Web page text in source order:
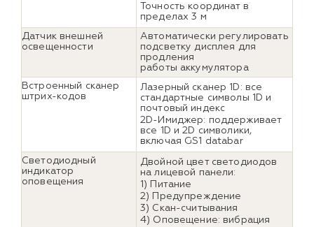
Точность координат в
пределах 3 м
Датчик внешней
освещенности
Автоматически регулировать
подсветку дисплея для
продления
работы аккумулятора
Встроенный сканер
штрих-кодов
Лазерный сканер 1D: все
стандартные символы 1D и
почтовый индекс
2D-Имиджер: поддерживает
все 1D и 2D символики,
включая GS1 databar
Светодиодный
индикатор
оповещения
Двойной цвет светодиодов
на лицевой панели:
1) Питание
2) Предупреждение
3) Скан-считывания
4) Оповещение: вибрация